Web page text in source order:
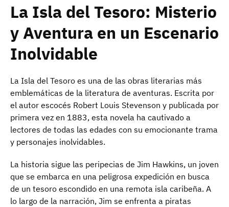
La Isla del Tesoro: Misterio
y Aventura en un Escenario
Inolvidable
La Isla del Tesoro es una de las obras literarias más
emblemáticas de la literatura de aventuras. Escrita por
el autor escocés Robert Louis Stevenson y publicada por
primera vez en 1883, esta novela ha cautivado a
lectores de todas las edades con su emocionante trama
y personajes inolvidables.
La historia sigue las peripecias de Jim Hawkins, un joven
que se embarca en una peligrosa expedición en busca
de un tesoro escondido en una remota isla caribeña. A
lo largo de la narración, Jim se enfrenta a piratas